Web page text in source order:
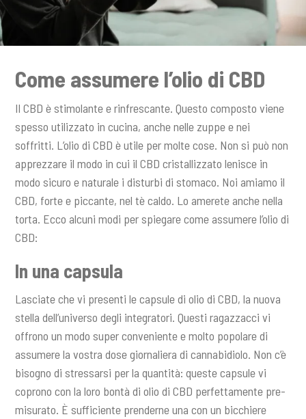
Come assumere l’olio di CBD
Il CBD è stimolante e rinfrescante. Questo composto viene
spesso utilizzato in cucina, anche nelle zuppe e nei
soffritti. L’olio di CBD è utile per molte cose. Non si può non
apprezzare il modo in cui il CBD cristallizzato lenisce in
modo sicuro e naturale i disturbi di stomaco. Noi amiamo il
CBD, forte e piccante, nel tè caldo. Lo amerete anche nella
torta. Ecco alcuni modi per spiegare come assumere l’olio di
CBD:
In una capsula
Lasciate che vi presenti le capsule di olio di CBD, la nuova
stella dell’universo degli integratori. Questi ragazzacci vi
offrono un modo super conveniente e molto popolare di
assumere la vostra dose giornaliera di cannabidiolo. Non c’è
bisogno di stressarsi per la quantità: queste capsule vi
coprono con la loro bontà di olio di CBD perfettamente pre-
misurato. È sufficiente prenderne una con un bicchiere